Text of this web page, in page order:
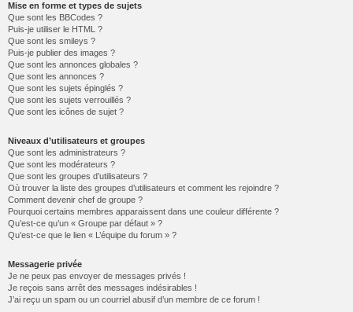
Mise en forme et types de sujets
Que sont les BBCodes ?
Puis-je utiliser le HTML ?
Que sont les smileys ?
Puis-je publier des images ?
Que sont les annonces globales ?
Que sont les annonces ?
Que sont les sujets épinglés ?
Que sont les sujets verrouillés ?
Que sont les icônes de sujet ?
Niveaux d’utilisateurs et groupes
Que sont les administrateurs ?
Que sont les modérateurs ?
Que sont les groupes d’utilisateurs ?
Où trouver la liste des groupes d’utilisateurs et comment les rejoindre ?
Comment devenir chef de groupe ?
Pourquoi certains membres apparaissent dans une couleur différente ?
Qu’est-ce qu’un « Groupe par défaut » ?
Qu’est-ce que le lien « L’équipe du forum » ?
Messagerie privée
Je ne peux pas envoyer de messages privés !
Je reçois sans arrêt des messages indésirables !
J’ai reçu un spam ou un courriel abusif d’un membre de ce forum !